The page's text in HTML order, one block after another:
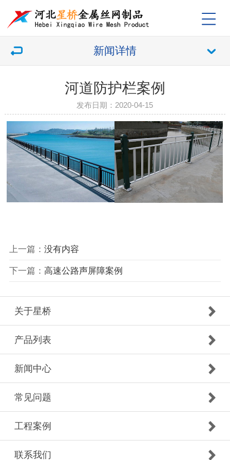
新闻详情
河道防护栏案例
发布日期：2020-04-15
上一篇： 没有内容
下一篇： 高速公路声屏障案例
关于星桥
产品列表
新闻中心
常见问题
工程案例
联系我们